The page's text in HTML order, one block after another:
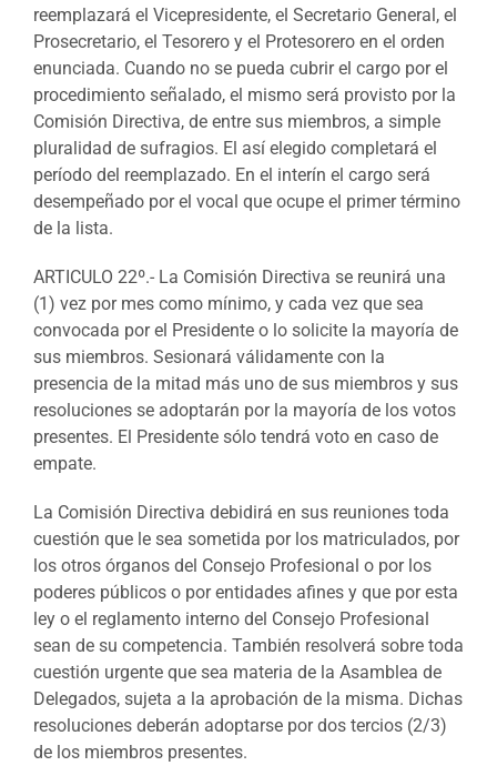
reemplazará el Vicepresidente, el Secretario General, el
Prosecretario, el Tesorero y el Protesorero en el orden
enunciada. Cuando no se pueda cubrir el cargo por el
procedimiento señalado, el mismo será provisto por la
Comisión Directiva, de entre sus miembros, a simple
pluralidad de sufragios. El así elegido completará el
período del reemplazado. En el interín el cargo será
desempeñado por el vocal que ocupe el primer término
de la lista.
ARTICULO 22º.- La Comisión Directiva se reunirá una
(1) vez por mes como mínimo, y cada vez que sea
convocada por el Presidente o lo solicite la mayoría de
sus miembros. Sesionará válidamente con la
presencia de la mitad más uno de sus miembros y sus
resoluciones se adoptarán por la mayoría de los votos
presentes. El Presidente sólo tendrá voto en caso de
empate.
La Comisión Directiva debidirá en sus reuniones toda
cuestión que le sea sometida por los matriculados, por
los otros órganos del Consejo Profesional o por los
poderes públicos o por entidades afines y que por esta
ley o el reglamento interno del Consejo Profesional
sean de su competencia. También resolverá sobre toda
cuestión urgente que sea materia de la Asamblea de
Delegados, sujeta a la aprobación de la misma. Dichas
resoluciones deberán adoptarse por dos tercios (2/3)
de los miembros presentes.